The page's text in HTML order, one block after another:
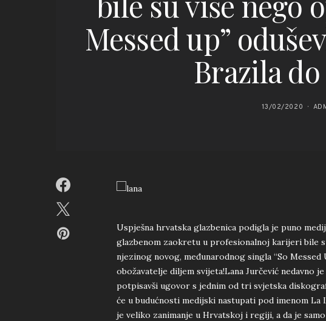
Messed up”
Brazila
13/02/2020
Uspješna hrvatska glazbenica podigla je puno
glazbenom zaokretu u profesionalnoj karijeri bile
njezinog novog, međunarodnog singla “So
obožavatelje diljem svijeta!Lana Jurčević
potpisavši ugovor s jednim od tri svjetska
će u budućnosti medijski nastupati pod imenom La
je veliko zanimanje u Hrvatskoj i regiji, a da je